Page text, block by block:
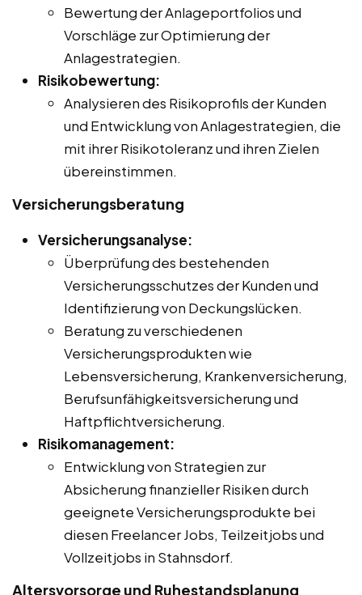
Bewertung der Anlageportfolios und
Vorschläge zur Optimierung der
Anlagestrategien.
Risikobewertung:
Analysieren des Risikoprofils der Kunden
und Entwicklung von Anlagestrategien, die
mit ihrer Risikotoleranz und ihren Zielen
übereinstimmen.
Versicherungsberatung
Versicherungsanalyse:
Überprüfung des bestehenden
Versicherungsschutzes der Kunden und
Identifizierung von Deckungslücken.
Beratung zu verschiedenen
Versicherungsprodukten wie
Lebensversicherung, Krankenversicherung,
Berufsunfähigkeitsversicherung und
Haftpflichtversicherung.
Risikomanagement:
Entwicklung von Strategien zur
Absicherung finanzieller Risiken durch
geeignete Versicherungsprodukte bei
diesen Freelancer Jobs, Teilzeitjobs und
Vollzeitjobs in Stahnsdorf.
Altersvorsorge und Ruhestandsplanung